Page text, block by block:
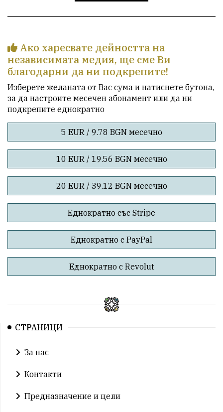
Ако харесвате дейността на
независимата медия, ще сме Ви
благодарни да ни подкрепите!
Изберете желаната от Вас сума и натиснете бутона,
за да настроите месечен абонамент или да ни
подкрепите еднократно
5 EUR / 9.78 BGN месечно
10 EUR / 19.56 BGN месечно
20 EUR / 39.12 BGN месечно
Еднократно със Stripe
Еднократно с PayPal
Еднократно с Revolut
СТРАНИЦИ
За нас
Контакти
Предназначение и цели